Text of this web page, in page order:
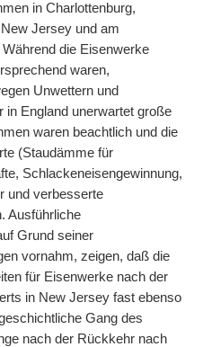
in Charlottenburg,
Jersey und am
die Eisenwerke
waren,
Unwettern und
in England unerwartet große
waren beachtlich und die
(Staudämme für
Schlackeneisengewinnung,
und verbesserte
Ausführliche
Grund seiner
vornahm, zeigen, daß die
für Eisenwerke nach der
in New Jersey fast ebenso
Gang des
nach der Rückkehr nach